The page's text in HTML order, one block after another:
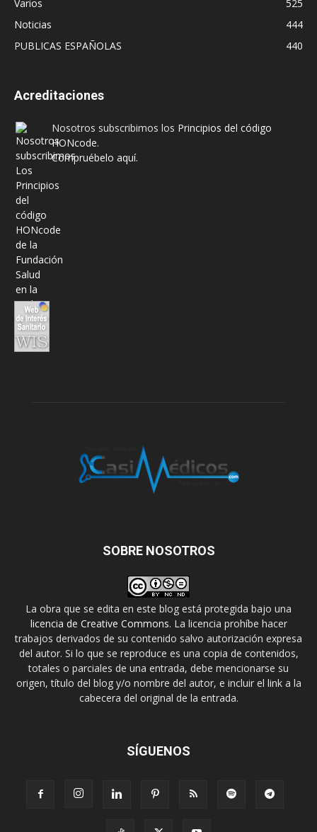
Varios
525
Noticias
444
PUBLICAS ESPAÑOLAS
440
Acreditaciones
Nosotros subscribimos los Principios del código
HONcode.
Compruébelo aquí.
SOBRE NOSOTROS
La obra que se edita en este blog está protegida bajo una
licencia de Creative Commons. La licencia prohíbe hacer
trabajos derivados de su contenido salvo autorización expresa
del autor. Si lo que se reproduce es una copia de contenidos,
totales o parciales de una entrada, debe mencionarse su
origen, título del blog y/o nombre del autor, e incluir el link a la
cabecera del original de la entrada.
SÍGUENOS